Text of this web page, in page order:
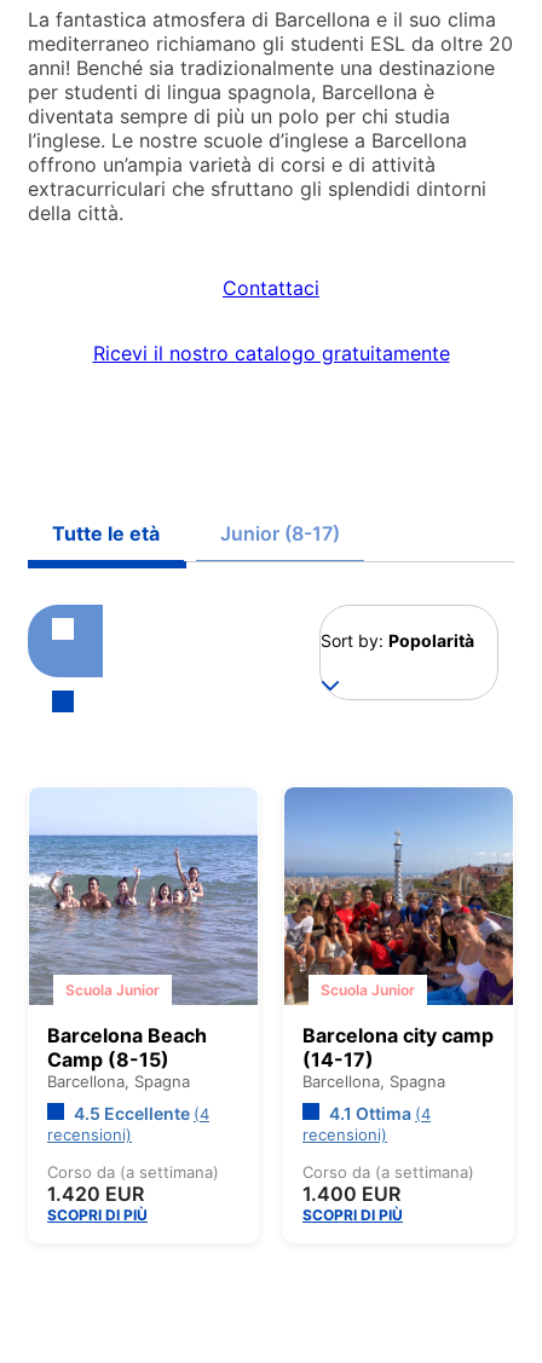
La fantastica atmosfera di Barcellona e il suo clima
mediterraneo richiamano gli studenti ESL da oltre 20
anni! Benché sia tradizionalmente una destinazione
per studenti di lingua spagnola, Barcellona è
diventata sempre di più un polo per chi studia
l’inglese. Le nostre scuole d’inglese a Barcellona
offrono un’ampia varietà di corsi e di attività
extracurriculari che sfruttano gli splendidi dintorni
della città.
Contattaci
Ricevi il nostro catalogo gratuitamente
Tutte le età Junior (8-17)
Sort by: Popolarità
Scuola Junior
Barcelona Beach
Camp (8-15)
Barcellona, Spagna
4.5 Eccellente (4
recensioni)
Corso da (a settimana)
1.420 EUR
SCOPRI DI PIÙ
Scuola Junior
Barcelona city camp
(14-17)
Barcellona, Spagna
4.1 Ottima (4
recensioni)
Corso da (a settimana)
1.400 EUR
SCOPRI DI PIÙ